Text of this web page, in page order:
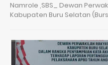
Namrole ,SBS_ Dewan
Kabupaten Buru Selatan